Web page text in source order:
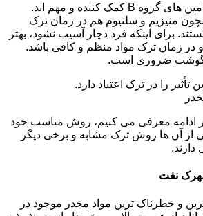
از میان ویتامین ها، ویتامین های گروه B کمک کننده و مهم اند.
منیزیم و سلنیوم هم در زمان ترک
برای اینکه فرد دچار آسیب نشود، بهتر
در زمان ترک مواد منظم و کافی باشد.
گوشت ضروری است.
تأثیر را در ترک اعتیاد دارد.
ادامه معرفی می کنیم، روش مناسب خود
از آن ها روش ترک مشابه و برخی دیگر
نفت
و خطرناک ترین مواد مخدر موجود در